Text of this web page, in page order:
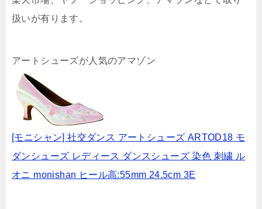
扱いが有ります。
アートシューズが人気のアマゾン
[モニシャン] 社交ダンス アートシューズ ARTOD18 モ
ダンシューズ レディース ダンスシューズ 染色 刺繍 ル
オニ monishan ヒール高:55mm 24.5cm 3E